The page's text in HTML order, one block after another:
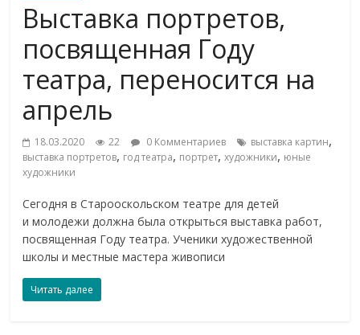
Выставка портретов,
посвященная Году
театра, переносится на
апрель
18.03.2020 22 0 Комментариев выставка картин,
выставка портретов, год театра, портрет,художники, юные
художники
Сегодня в Старооскольском театре для детей
и молодежи должна была открыться выставка работ,
посвященная Году театра. Ученики художественной
школы и местные мастера живописи
Читать далее